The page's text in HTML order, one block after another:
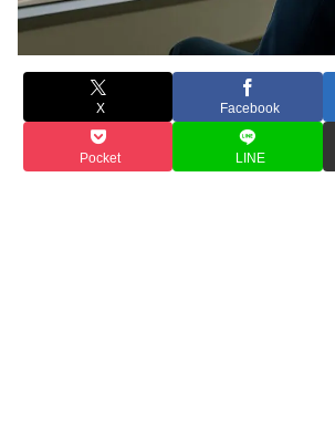
X Facebook
Pocket LINE